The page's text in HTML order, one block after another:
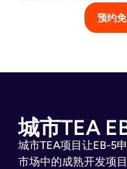
预约
城市TEA
城市TEA项目让EB-5
市场中的成熟开发项